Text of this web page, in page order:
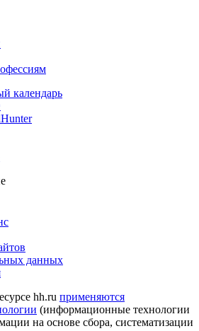
календарь
данных
hh.ru применяются
(информационные технологии
на основе сбора, систематизации